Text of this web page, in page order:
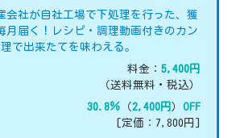
会社が自社工場で下処理を行った、獲
月届く！レシピ・調理動画付きのカン
で出来たてを味わえる。
料金：5,400円
（送料無料・税込）
30.8％
（2,400円）OFF
[定価：7,800円]